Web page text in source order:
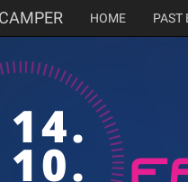
CAMPER HOME PAST